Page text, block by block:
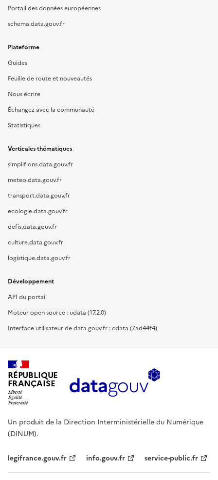
Portail des données européennes
schema.data.gouv.fr
Plateforme
Guides
Feuille de route et nouveautés
Nous écrire
Échangez avec la communauté
Statistiques
Verticales thématiques
simplifions.data.gouv.fr
meteo.data.gouv.fr
transport.data.gouv.fr
ecologie.data.gouv.fr
defis.data.gouv.fr
culture.data.gouv.fr
logistique.data.gouv.fr
Développement
API du portail
Moteur open source : udata (17.2.0)
Interface utilisateur de data.gouv.fr : cdata (7ad44f4)
RÉPUBLIQUE
FRANÇAISE
Un produit de la Direction Interministérielle du Numérique
(DINUM).
legifrance.gouv.fr info.gouv.fr service-public.fr